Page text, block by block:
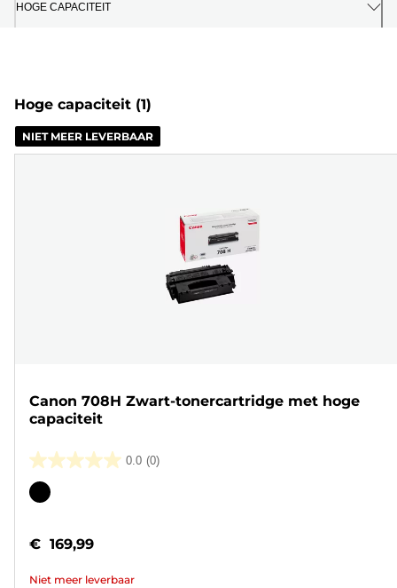
HOGE CAPACITEIT
Hoge capaciteit (1)
NIET MEER LEVERBAAR
Canon 708H Zwart-tonercartridge met hoge
capaciteit
0.0 (0)
0.0
van
sterren.
Kleurencartridge
€ 169,99
Niet meer leverbaar